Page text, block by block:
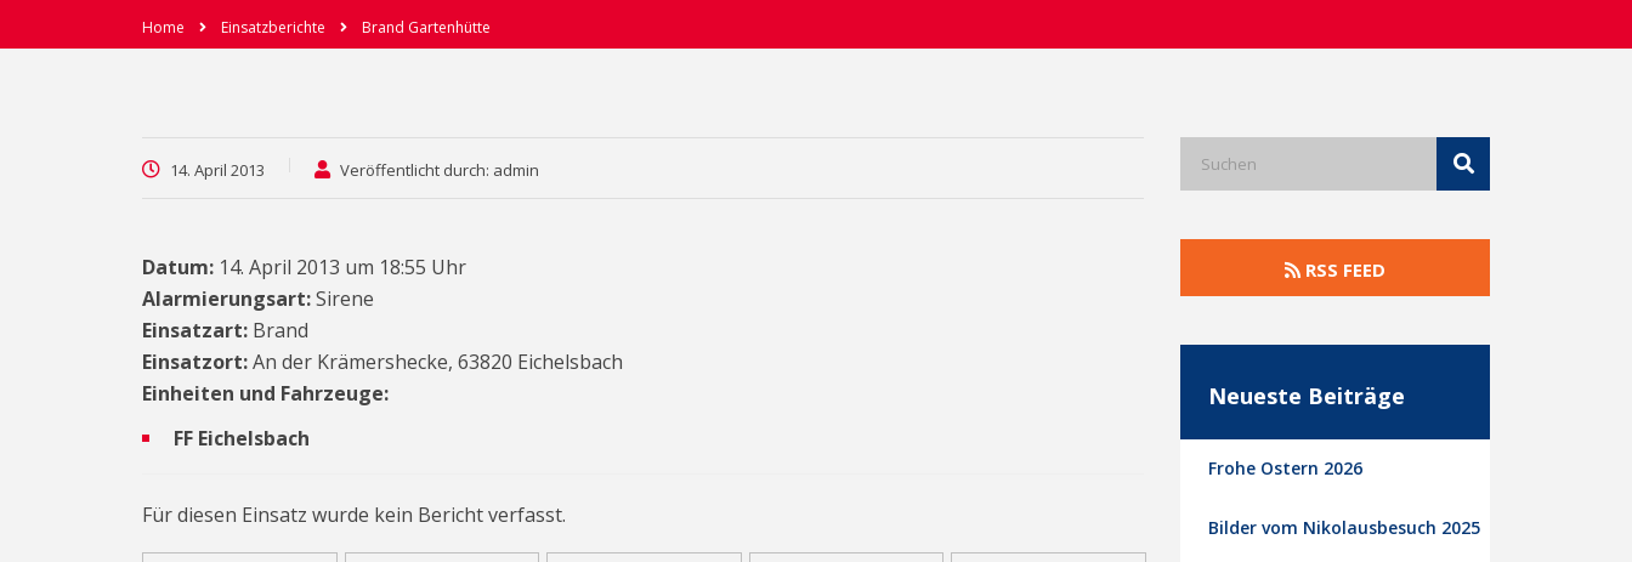
Home Einsatzberichte Brand Gartenhütte
14. April 2013 Veröffentlicht durch: admin
Datum: 14. April 2013 um 18:55 Uhr
Alarmierungsart:Sirene
Einsatzart: Brand
Einsatzort:An der Krämershecke, 63820 Eichelsbach
Einheiten und Fahrzeuge:
FF Eichelsbach
Für diesen Einsatz wurde kein Bericht verfasst.
RSS FEED
Neueste Beiträge
Frohe Ostern 2026
Bilder vom Nikolausbesuch 2025